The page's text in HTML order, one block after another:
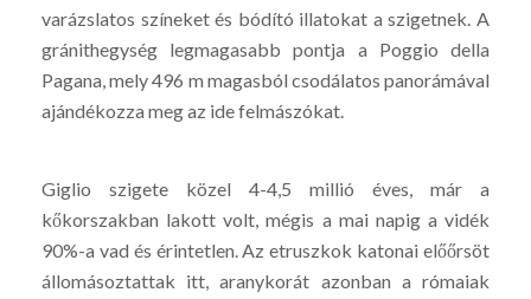
varázslatos színeket és bódító illatokat a szigetnek. A
gránithegység legmagasabb pontja a Poggio della
Pagana, mely 496 m magasból csodálatos panorámával
ajándékozza meg az ide felmászókat.
Giglio szigete közel 4-4,5 millió éves, már a
kőkorszakban lakott volt, mégis a mai napig a vidék
90%-a vad és érintetlen. Az etruszkok katonai előőrsöt
állomásoztattak itt, aranykorát azonban a rómaiak